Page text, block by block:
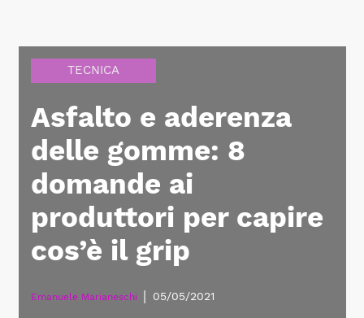
TECNICA
Asfalto e aderenza
delle gomme: 8
domande ai
produttori per capire
cos’è il grip
Emanuele Marianeschi 05/05/2021